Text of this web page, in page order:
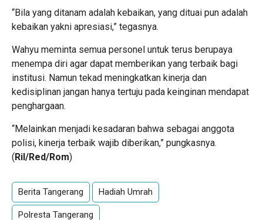
“Bila yang ditanam adalah kebaikan, yang dituai pun adalah
kebaikan yakni apresiasi,” tegasnya.
Wahyu meminta semua personel untuk terus berupaya
menempa diri agar dapat memberikan yang terbaik bagi
institusi. Namun tekad meningkatkan kinerja dan
kedisiplinan jangan hanya tertuju pada keinginan mendapat
penghargaan.
“Melainkan menjadi kesadaran bahwa sebagai anggota
polisi, kinerja terbaik wajib diberikan,” pungkasnya.
(Ril/Red/Rom)
Berita Tangerang Hadiah Umrah
Polresta Tangerang